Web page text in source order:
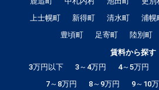
上士幌町
新得町 清水町 浦幌
豊頃町
足寄町 陸別町
賃料から探す
3万円以下
3～4万円 4～5万円
7～8万円
8～9万円 9～10